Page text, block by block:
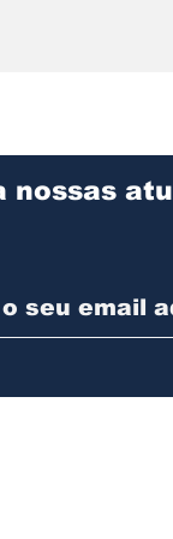
resulta em
101 em
nossas